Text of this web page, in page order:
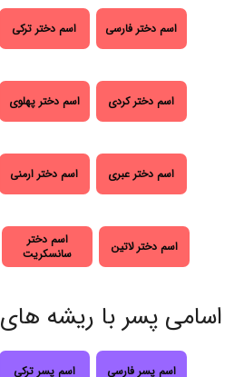
اسم دختر فارسی اسم دختر ترکی
اسم دختر کردی اسم دختر پهلوی
اسم دختر عبری اسم دختر ارمنی
اسم دختر لاتین
اسم دختر
سانسکریت
اسامی پسر با ریشه های
اسم پسر فارسی اسم پسر ترکی